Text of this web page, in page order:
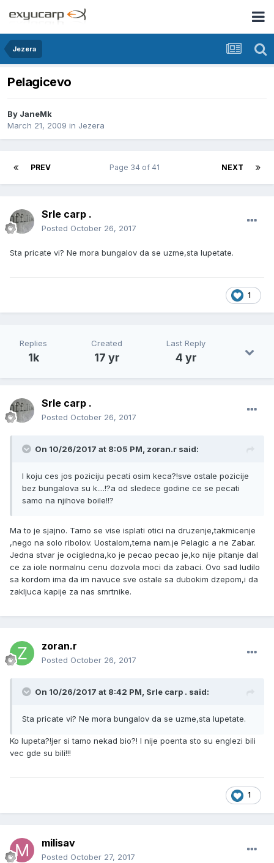
Jezera
Pelagicevo
By JaneMk
March 21, 2009 in Jezera
PREV NEXT
Page 34 of 41
Srle carp .
Posted October 26, 2017
Sta pricate vi? Ne mora bungalov da se uzme,sta lupetate.
1
Replies
1k
Created
17 yr
Last Reply
4 yr
Srle carp .
Posted October 26, 2017
On 10/26/2017 at 8:05 PM, zoran.r said:
I koju ces jos poziciju pecati osim keca?!sve ostale pozicije
bez bungalova su k....!?a od sledece godine ce se pecati
samo na njihove boile!!?
Ma to je sjajno. Tamo se vise isplati otici na druzenje,takmicenje
,nego na solo ribolov. Uostalom,tema nam.je Pelagic a ne Zabar.
Jedna stvar je ocigledna,ko je pecao pecao je,ko nije pitanje dal
ce za iole normalnu cenu dozvola moci da zabaci. Ovo sad ludilo
sa kordom ima da im navuce sve ostale sa dubokim dzepom,i da
zakljuca kapije za nas smrtnike.
zoran.r
Posted October 26, 2017
On 10/26/2017 at 8:42 PM, Srle carp . said:
Sta pricate vi? Ne mora bungalov da se uzme,sta lupetate.
Ko lupeta?!jer si tamo nekad bio?! I nije poenta sto su englezi bili
vec gde su bili!!!
1
milisav
Posted October 27, 2017